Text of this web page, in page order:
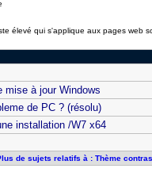
élevé qui s'applique aux pages web
mise à jour Windows
de PC ? (résolu)
installation /W7 x64
de sujets relatifs à : Thème